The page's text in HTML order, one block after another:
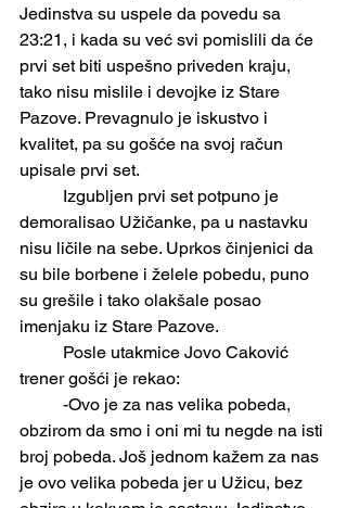
Jedinstva su uspele da povedu sa
23:21, i kada su već svi pomislili da će
prvi set biti uspešno priveden kraju,
tako nisu mislile i devojke iz Stare
Pazove. Prevagnulo je iskustvo i
kvalitet, pa su gošće na svoj račun
upisale prvi set.
demoralisao Užičanke, pa u nastavku
nisu ličile na sebe. Uprkos činjenici da
su bile borbene i želele pobedu, puno
su grešile i tako olakšale posao
imenjaku iz Stare Pazove.
trener gošći je rekao:
obzirom da smo i oni mi tu negde na isti
broj pobeda. Još jednom kažem za nas
je ovo velika pobeda jer u Užicu, bez